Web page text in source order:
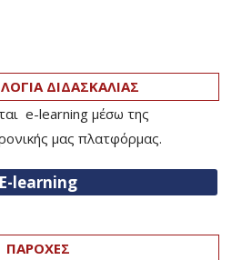
ΔΙΔΑΣΚΑΛΙΑΣ
e-learning μέσω της
μας πλατφόρμας.
E-learning
ΠΑΡΟΧΕΣ